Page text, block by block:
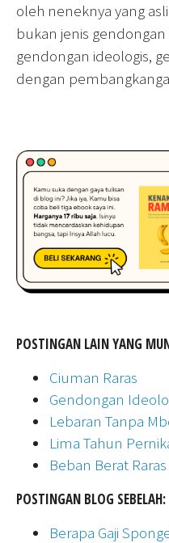
oleh neneknya yang
bukan jenis gendongan
gendongan ideologis,
dengan
POSTINGAN LAIN YANG
Ciuman Raras
Gendongan
Lebaran Tanpa
Lima Tahun
Beban Berat
POSTINGAN BLOG SEBELAH:
Berapa Gaji